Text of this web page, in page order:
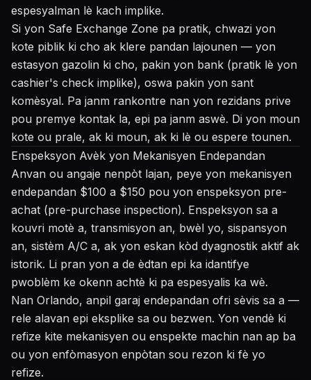
espesyalman lè kach implike.
Si yon Safe Exchange Zone pa pratik, chwazi yon
kote piblik ki cho ak klere pandan lajounen — yon
estasyon gazolin ki cho, pakin yon bank (pratik lè yon
cashier's check implike), oswa pakin yon sant
komèsyal. Pa janm rankontre nan yon rezidans prive
pou premye kontak la, epi pa janm aswè. Di yon moun
kote ou prale, ak ki moun, ak ki lè ou espere tounen.
Enspeksyon Avèk yon Mekanisyen Endepandan
Anvan ou angaje nenpòt lajan, peye yon mekanisyen
endepandan $100 a $150 pou yon enspeksyon pre-
achat (pre-purchase inspection). Enspeksyon sa a
kouvri motè a, transmisyon an, bwèl yo, sispansyon
an, sistèm A/C a, ak yon eskan kòd dyagnostik aktif ak
istorik. Li pran yon a de èdtan epi ka idantifye
pwoblèm ke okenn achtè ki pa espesyalis ka wè.
Nan Orlando, anpil garaj endepandan ofri sèvis sa a —
rele alavan epi eksplike sa ou bezwen. Yon vendè ki
refize kite mekanisyen ou enspekte machin nan ap ba
ou yon enfòmasyon enpòtan sou rezon ki fè yo
refize.